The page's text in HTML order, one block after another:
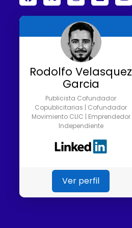
Rodolfo Velasquez
Garcia
Publicista Cofundador
Copublicitarias | Cofundador
Movimiento CLIC | Emprendedor
Independiente
Ver perfil